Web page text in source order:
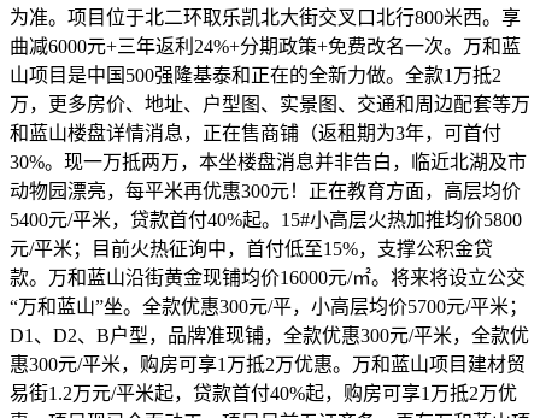
为准。项目位于北二环取乐凯北大街交叉口北行800米西。享
曲减6000元+三年返利24%+分期政策+免费改名一次。万和蓝
山项目是中国500强隆基泰和正在的全新力做。全款1万抵2
万，更多房价、地址、户型图、实景图、交通和周边配套等万
和蓝山楼盘详情消息，正在售商铺（返租期为3年，可首付
30%。现一万抵两万，本坐楼盘消息并非告白，临近北湖及市
动物园漂亮，每平米再优惠300元！正在教育方面，高层均价
5400元/平米，贷款首付40%起。15#小高层火热加推均价5800
元/平米；目前火热征询中，首付低至15%，支撑公积金贷
款。万和蓝山沿街黄金现铺均价16000元/㎡。将来将设立公交
“万和蓝山”坐。全款优惠300元/平，小高层均价5700元/平米；
D1、D2、B户型，品牌准现铺，全款优惠300元/平米，全款优
惠300元/平米，购房可享1万抵2万优惠。万和蓝山项目建材贸
易街1.2万元/平米起，贷款首付40%起，购房可享1万抵2万优